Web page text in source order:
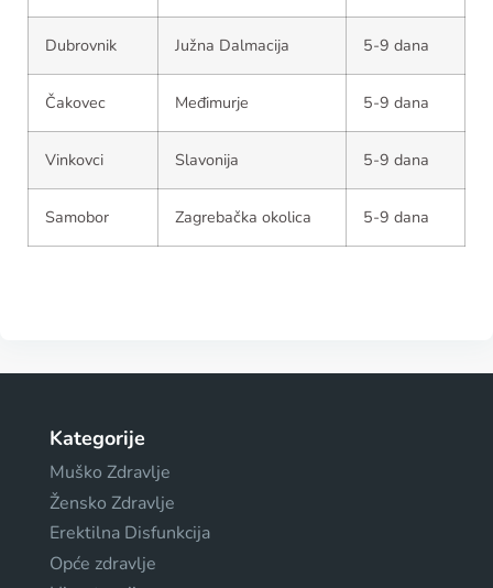
Dubrovnik Južna Dalmacija 5-9 dana
Čakovec Međimurje 5-9 dana
Vinkovci Slavonija 5-9 dana
Samobor Zagrebačka okolica 5-9 dana
Kategorije
Muško Zdravlje
Žensko Zdravlje
Erektilna Disfunkcija
Opće zdravlje